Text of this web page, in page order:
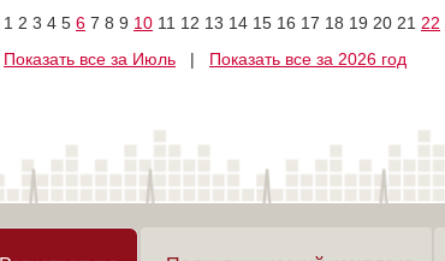
1 2 3 4 5 6 7 8 9 10 11 12 13 14 15 16 17 18 19 20 21 22
Показать все за Июль | Показать все за 2026 год